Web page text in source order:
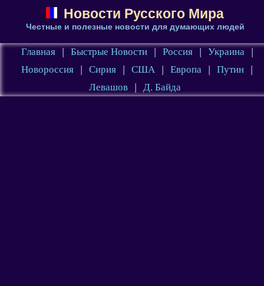
Новости Русского Мира
Честные и полезные новости для думающих людей
Главная | Быстрые Новости | Россия | Украина
|
Новороссия
| Сирия | США | Европа | Путин
|
Левашов
| Д. Байда